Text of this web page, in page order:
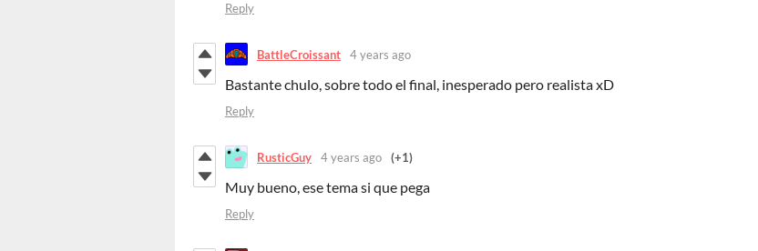
Reply
BattleCroissant 4 years ago
Bastante chulo, sobre todo el final, inesperado pero realista xD
Reply
RusticGuy 4 years ago (+1)
Muy bueno, ese tema si que pega
Reply